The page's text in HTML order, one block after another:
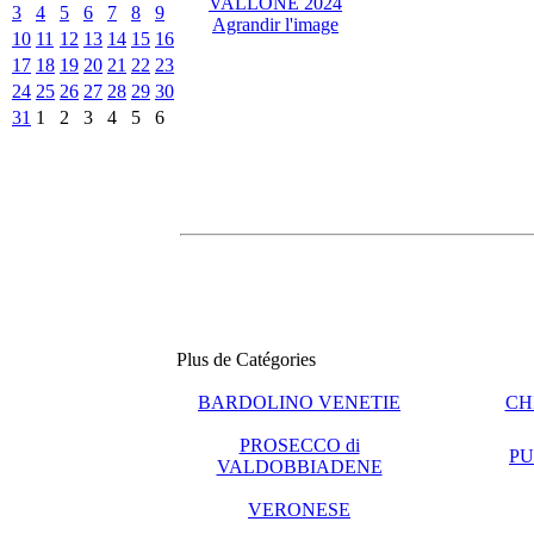
3
4 5 6 7 8
9
10 11 12 13 14 15 16
17 18 19 20 21 22 23
24 25 26 27 28 29 30
31 1 2 3 4 5 6
Agrandir l'image
Plus de Catégories
BARDOLINO VENETIE
PROSECCO di
VALDOBBIADENE
VERONESE